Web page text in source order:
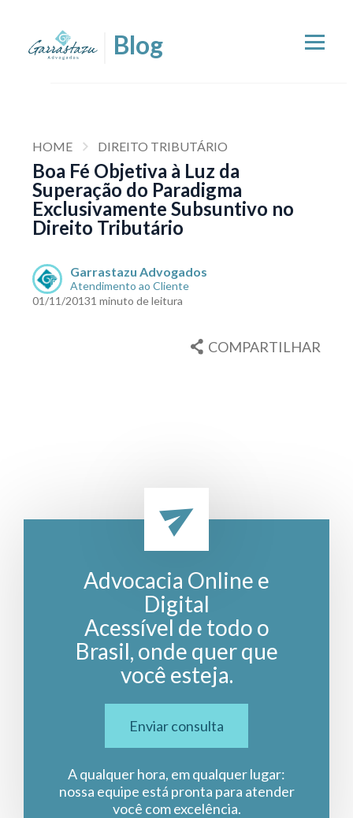
HOME DIREITO TRIBUTÁRIO
Boa Fé Objetiva à Luz da
Superação do Paradigma
Exclusivamente Subsuntivo no
Direito Tributário
Garrastazu Advogados
Atendimento ao Cliente
01/11/20131 minuto de leitura
COMPARTILHAR
Advocacia Online e
Digital
Acessível de todo o
Brasil, onde quer que
você esteja.
Enviar consulta
A qualquer hora, em qualquer lugar:
nossa equipe está pronta para atender
você com excelência.